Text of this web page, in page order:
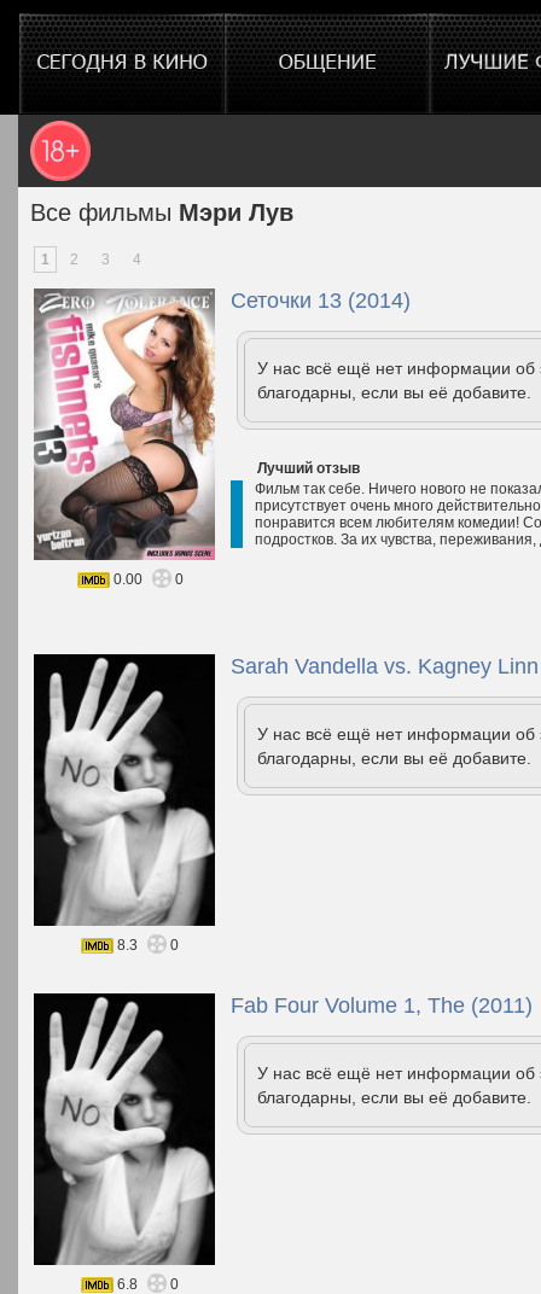
Все фильмы Мэри Лув
1 2 3 4
Сеточки 13 (2014)
У нас всё ещё нет информации
благодарны, если вы её добавите.
Лучший отзыв
Фильм так себе. Ничего нового не
присутствует очень много
понравится всем любителям комедии!
подростков. За их чувства,
0.00 0
Sarah Vandella vs. Kagney
У нас всё ещё нет информации
благодарны, если вы её добавите.
8.3 0
Fab Four Volume 1, The (2011)
У нас всё ещё нет информации
благодарны, если вы её добавите.
6.8 0